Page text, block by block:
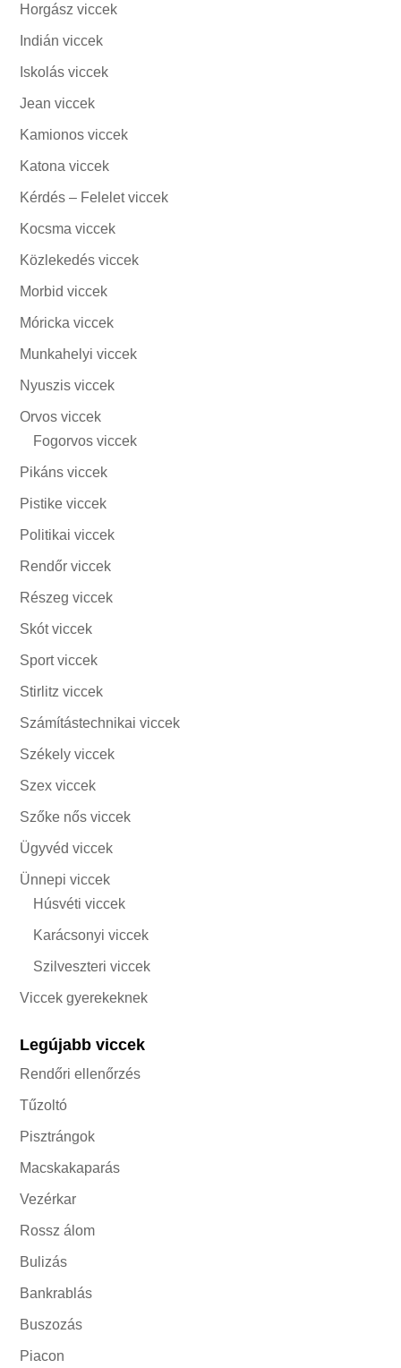
Horgász viccek
Indián viccek
Iskolás viccek
Jean viccek
Kamionos viccek
Katona viccek
Kérdés – Felelet viccek
Kocsma viccek
Közlekedés viccek
Morbid viccek
Móricka viccek
Munkahelyi viccek
Nyuszis viccek
Orvos viccek
Fogorvos viccek
Pikáns viccek
Pistike viccek
Politikai viccek
Rendőr viccek
Részeg viccek
Skót viccek
Sport viccek
Stirlitz viccek
Számítástechnikai viccek
Székely viccek
Szex viccek
Szőke nős viccek
Ügyvéd viccek
Ünnepi viccek
Húsvéti viccek
Karácsonyi viccek
Szilveszteri viccek
Viccek gyerekeknek
Legújabb viccek
Rendőri ellenőrzés
Tűzoltó
Pisztrángok
Macskakaparás
Vezérkar
Rossz álom
Bulizás
Bankrablás
Buszozás
Piacon